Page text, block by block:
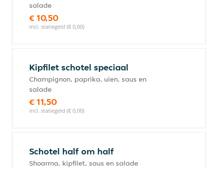
salade
€ 10,50
incl. statiegeld (€ 0,00)
Kipfilet schotel speciaal
Champignon, paprika, uien, saus en
salade
€ 11,50
incl. statiegeld (€ 0,00)
Schotel half om half
Shoarma, kipfilet, saus en salade